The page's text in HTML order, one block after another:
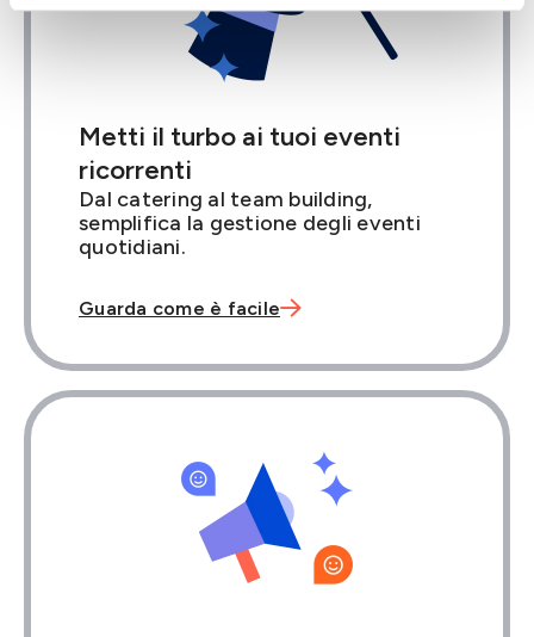
Metti il turbo ai tuoi eventi
ricorrenti
Dal catering al team building,
semplifica la gestione degli eventi
quotidiani.
Guarda come è facile